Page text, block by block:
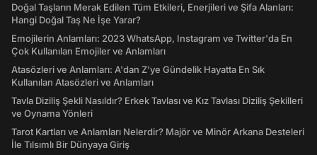
Doğal Taşların Merak Edilen Tüm Etkileri, Enerjileri ve Şifa Alanları:
Hangi Doğal Taş Ne İşe Yarar?
Emojilerin Anlamları: 2023 WhatsApp, Instagram ve Twitter'da En
Çok Kullanılan Emojiler ve Anlamları
Atasözleri ve Anlamları: A'dan Z'ye Gündelik Hayatta En Sık
Kullanılan Atasözleri ve Anlamları
Tavla Diziliş Şekli Nasıldır? Erkek Tavlası ve Kız Tavlası Diziliş Şekilleri
ve Oynama Yönleri
Tarot Kartları ve Anlamları Nelerdir? Majör ve Minör Arkana Desteleri
İle Tılsımlı Bir Dünyaya Giriş